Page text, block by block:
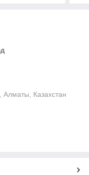
Казахстан